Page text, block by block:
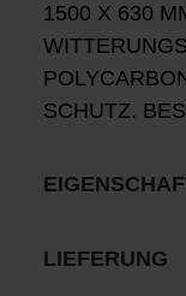
1500 X 630
SCHUTZ.
LIEFERUNG